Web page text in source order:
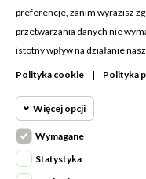
Dominik:
Klaudia: +48 730634730
MOJE KONTO
PRODUKTY
preferencje, zanim wyrazisz
przetwarzania danych nie
istotny wpływ na działanie
Polityka cookie | Polityka
Więcej opcji
Wymagane
Wymagane
Statystyka